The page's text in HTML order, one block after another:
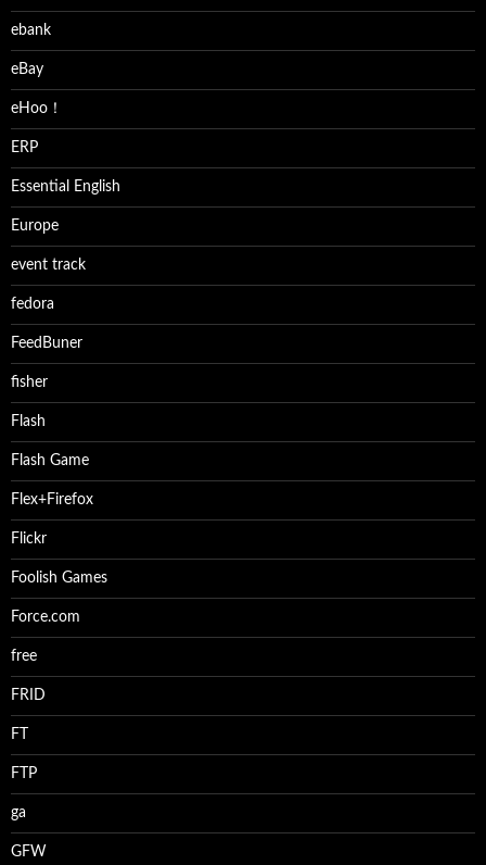
ebank
eBay
eHoo！
ERP
Essential English
Europe
event track
fedora
FeedBuner
fisher
Flash
Flash Game
Flex+Firefox
Flickr
Foolish Games
Force.com
free
FRID
FT
FTP
ga
GFW